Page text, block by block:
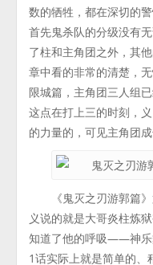
数的牺牲，都在深切的警
首先鬼杀队的分级没有
了柱和主角团之外，其
章中看的非常的清楚，
限城篇，主角团三人组
这点在打上三的时刻，
的力量的，可见主角团成
《鬼灭之刃游郭篇
义说的就是大哥炎柱炼
知道了他的呼吸——神乐
1话实际上就是简单的、